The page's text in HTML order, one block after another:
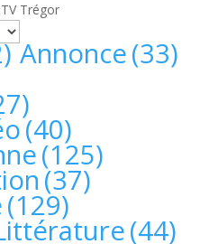
Trégor
Annonce(33)
(40)
(125)
(37)
(129)
(44)